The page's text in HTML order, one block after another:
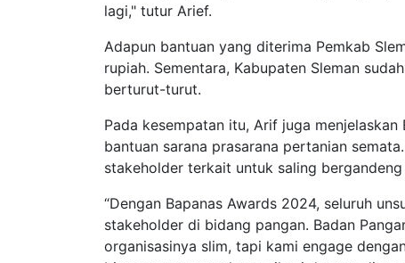
lagi," tutur Arief.
Adapun bantuan yang diterima Pemkab
rupiah. Sementara, Kabupaten Sleman
berturut-turut.
Pada kesempatan itu, Arif juga
bantuan sarana prasarana pertanian
stakeholder terkait untuk saling
“Dengan Bapanas Awards 2024, seluruh
stakeholder di bidang pangan. Badan
organisasinya slim, tapi kami engage